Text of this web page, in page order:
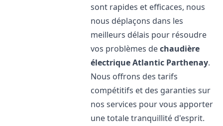
sont rapides et efficaces, nous
nous déplaçons dans les
meilleurs délais pour résoudre
vos problèmes dechaudière
électrique Atlantic Parthenay.
Nous offrons des tarifs
compétitifs et des garanties sur
nos services pour vous apporter
une totale tranquillité d'esprit.